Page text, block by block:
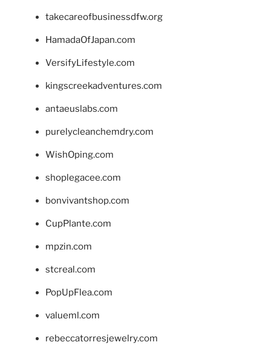
takecareofbusinessdfw.org
HamadaOfJapan.com
VersifyLifestyle.com
kingscreekadventures.com
antaeuslabs.com
purelycleanchemdry.com
WishOping.com
shoplegacee.com
bonvivantshop.com
CupPlante.com
mpzin.com
stcreal.com
PopUpFlea.com
valueml.com
rebeccatorresjewelry.com